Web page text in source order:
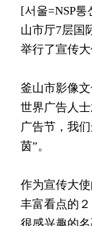
[서울=NSP
山市厅7层国
举行了宣传大
釜山市影像
世界广告人
广告节，我
茵”。
作为宣传大
丰富看点的